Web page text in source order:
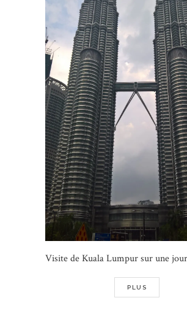
Visite de Kuala Lumpur sur une
PLUS